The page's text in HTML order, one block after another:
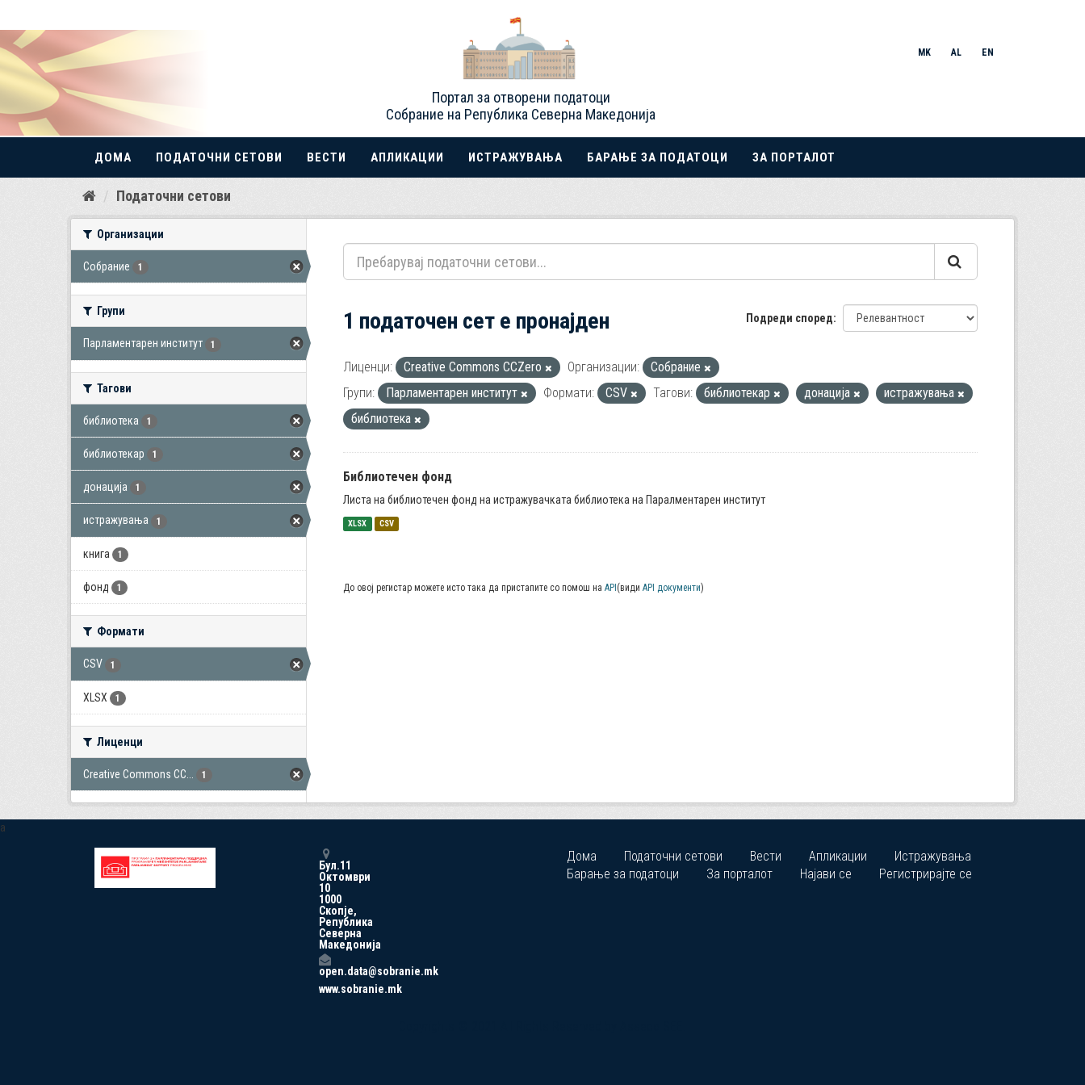
Прескокнете
Портал за отворени податоци
Собрание на Република Северна Македонија
MK AL EN
ДОМА ПОДАТОЧНИ СЕТОВИ ВЕСТИ АПЛИКАЦИИ ИСТРАЖУВАЊА БАРАЊЕ ЗА ПОДАТОЦИ ЗА ПОРТАЛОТ
Податочни сетови
Организации
Собрание 1
Групи
Парламентарен институт 1
Тагови
библиотека 1
библиотекар 1
донација 1
истражувања 1
книга 1
фонд 1
Формати
CSV 1
XLSX 1
Лиценци
Creative Commons CC... 1
Подреди според
1 податочен сет е пронајден
Лиценци: Creative Commons CCZero Организации:
Собрание
Групи:
Парламентарен институт Формати: CSV Тагови: библиотекар донација
истражувања
библиотека
Библиотечен фонд
Листа на библиотечен фонд на истражувачката библиотека на Паралментарен институт
XLSX CSV
До овој регистар можете исто така да пристапите со помош на API (види API документи)
a
Бул.11
Октомври
10
1000
Скопје,
Република
Северна
Македонија
open.data@sobranie.mk
www.sobranie.mk
Дома Податочни сетови Вести Апликации
Истражувања
Барање за податоци
За порталот Најави се Регистрирајте се